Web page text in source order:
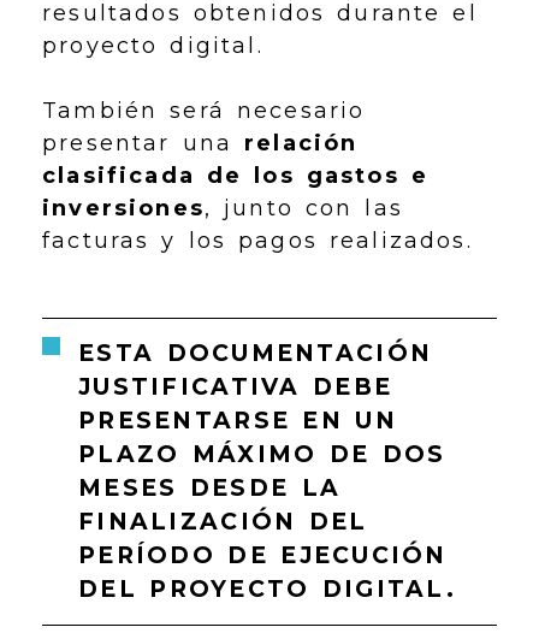
resultados obtenidos durante el
proyecto digital.
También será necesario
presentar una relación
clasificada de los gastos e
inversiones, junto con las
facturas y los pagos realizados.
ESTA DOCUMENTACIÓN
JUSTIFICATIVA DEBE
PRESENTARSE EN UN
PLAZO MÁXIMO DE DOS
MESES DESDE LA
FINALIZACIÓN DEL
PERÍODO DE EJECUCIÓN
DEL PROYECTO DIGITAL .